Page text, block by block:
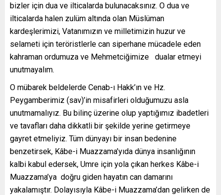
bizler için dua ve ilticalarda bulunacaksınız. O dua ve
ilticalarda halen zulüm altında olan Müslüman
kardeşlerimizi, Vatanımızın ve milletimizin huzur ve
selameti için teröristlerle can siperhane mücadele eden
kahraman ordumuza ve Mehmetciğimize dualar etmeyi
unutmayalım.
O mübarek beldelerde Cenab-ı Hakk’ın ve Hz.
Peygamberimiz (sav)’in misafirleri olduğumuzu asla
unutmamalıyız. Bu bilinç üzerine olup yaptığımız ibadetleri
ve tavafları daha dikkatli bir şekilde yerine getirmeye
gayret etmeliyiz. Tüm dünyayı bir insan bedenine
benzetirsek, Kâbe-i Muazzama’yıda dünya insanlığının
kalbi kabul edersek, Umre için yola çıkan herkes Kâbe-i
Muazzama’ya doğru giden hayatın can damarını
yakalamıştır. Dolayısıyla Kâbe-i Muazzama’dan gelirken de